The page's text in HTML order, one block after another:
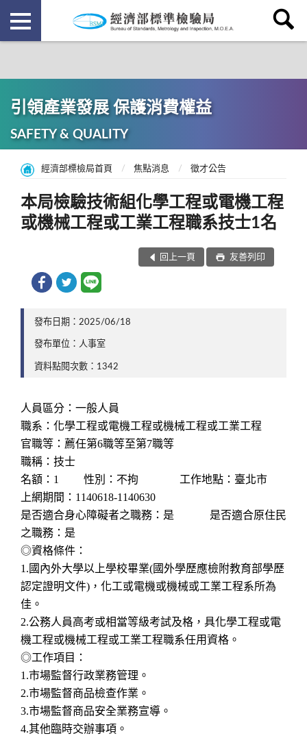
引領產業發展 保護消費權益
SAFETY & QUALITY
經濟部標檢局首頁 焦點消息 徵才公告
本局檢驗技術組化學工程或電機工程
或機械工程或工業工程職系技士1名
回上一頁 友善列印
發布日期：2025/06/18
發布單位：人事室
資料點閱次數：1342
人員區分：一般人員
職系：化學工程或電機工程或機械工程或工業工程
官職等：薦任第6職等至第7職等
職稱：技士
名額：1 性別：不拘 工作地點：臺北市
上網期間：1140618-1140630
是否適合身心障礙者之職務：是 是否適合原住民
之職務：是
◎資格條件：
1.國內外大學以上學校畢業(國外學歷應檢附教育部學歷
認定證明文件)，化工或電機或機械或工業工程系所為
佳。
2.公務人員高考或相當等級考試及格，具化學工程或電
機工程或機械工程或工業工程職系任用資格。
◎工作項目：
1.市場監督行政業務管理。
2.市場監督商品檢查作業。
3.市場監督商品安全業務宣導。
4.其他臨時交辦事項。